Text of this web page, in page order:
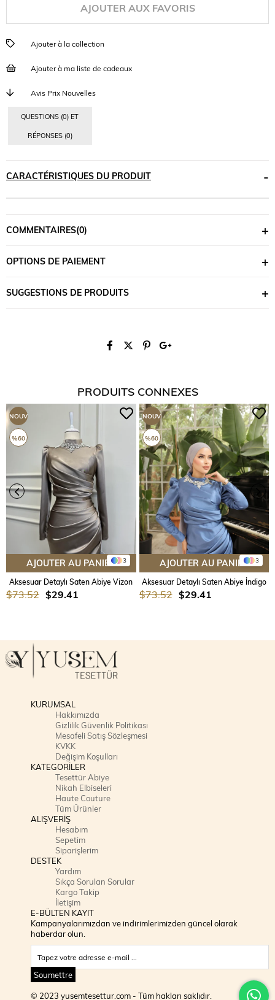
AJOUTER AUX FAVORIS
Ajouter à la collection
Ajouter à ma liste de cadeaux
Avis Prix Nouvelles
QUESTIONS (0) ET
RÉPONSES (0)
CARACTÉRISTIQUES DU PRODUIT
COMMENTAIRES(0)
OPTIONS DE PAIEMENT
SUGGESTIONS DE PRODUITS
PRODUITS CONNEXES
3
AJOUTER AU PANIER
Aksesuar Detaylı Saten Abiye Vizon
$29.41
$73.52
NOUVEAUX
PRODUITS
%60
3
AJOUTER AU PANIER
Aksesuar Detaylı Saten Abiye İndigo
$29.41
$73.52
NOUVEAUX
PRODUITS
%60
KURUMSAL
Hakkımızda
Gizlilik Güvenlik Politikası
Mesafeli Satış Sözleşmesi
KVKK
Değişim Koşulları
KATEGORİLER
Tesettür Abiye
Nikah Elbiseleri
Haute Couture
Tüm Ürünler
ALIŞVERİŞ
Hesabım
Sepetim
Siparişlerim
DESTEK
Yardım
Sıkça Sorulan Sorular
Kargo Takip
İletişim
E-BÜLTEN KAYIT
Kampanyalarımızdan ve indirimlerimizden güncel olarak
haberdar olun.
Soumettre
© 2023 yusemtesettur.com - Tüm hakları saklıdır.